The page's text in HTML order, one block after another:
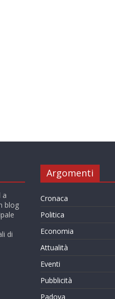
a
blog
di
Argomenti
Cronaca
Politica
Economia
Attualità
Eventi
Pubblicità
Padova